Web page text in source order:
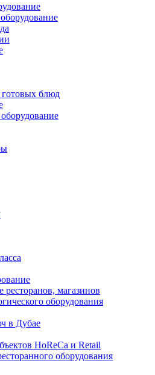
готовых блюд
ресторанов, магазинов
оборудования
в Дубае
HoReCa и Retail
оборудования